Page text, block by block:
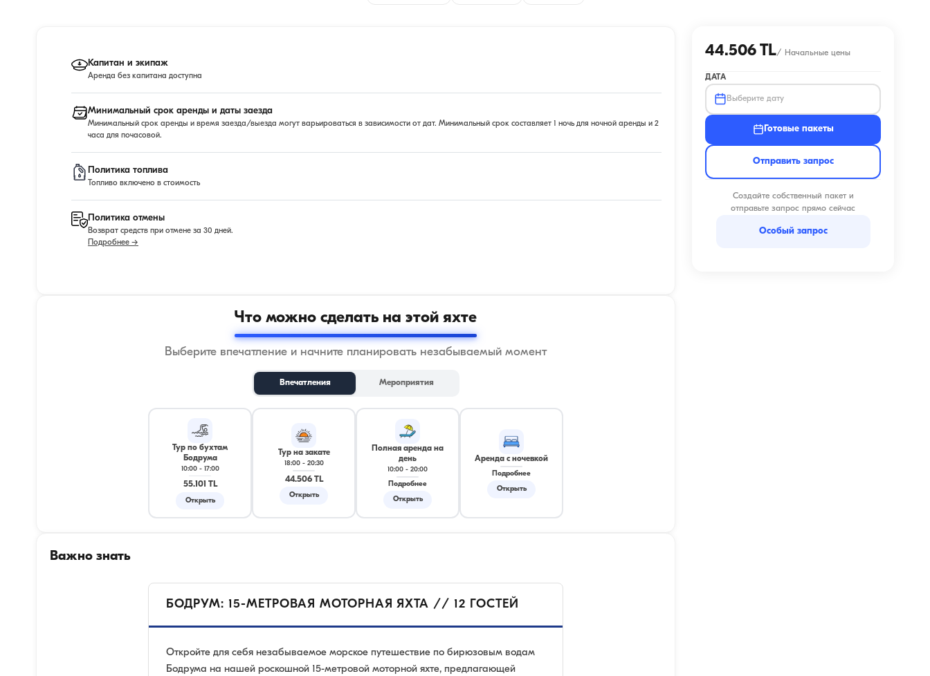
Капитан и экипаж
Аренда без капитана доступна
Минимальный срок аренды и даты заезда
Минимальный срок аренды и время заезда/выезда могут варьироваться в зависимости от дат. Минимальный срок составляет 1 ночь для ночной аренды и 2
часа для почасовой.
Политика топлива
Топливо включено в стоимость
Политика отмены
Возврат средств при отмене за 30 дней.
Подробнее →
Что можно сделать на этой яхте
Выберите впечатление и начните планировать незабываемый момент
Впечатления Мероприятия
Тур по бухтам
Бодрума
10:00- 17:00
55.101 TL
Открыть
Тур на закате
18:00- 20:30
44.506 TL
Открыть
Полная аренда на
день
10:00 - 20:00
Подробнее
Открыть
Аренда с ночевкой
Подробнее
Открыть
Важно знать
БОДРУМ: 15-МЕТРОВАЯ МОТОРНАЯ ЯХТА // 12 ГОСТЕЙ
Откройте для себя незабываемое морское путешествие по бирюзовым водам
Бодрума на нашей роскошной 15-метровой моторной яхте, предлагающей
44.506 TL/ Начальные цены
ДАТА
Выберите дату
Готовые пакеты
Отправить запрос
Создайте собственный пакет и
отправьте запрос прямо сейчас
Особый запрос